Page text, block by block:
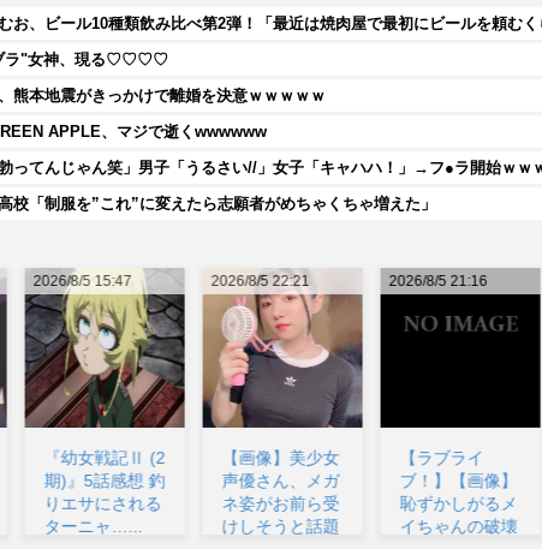
ブラ"女神、現る♡♡♡♡
熊本地震がきっかけで離婚を決意ｗｗｗｗｗ
APPLE、マジで逝くwwwwww
校「制服を”これ”に変えたら志願者がめちゃくちゃ増えた」
2026/8/5 22:21
【画像】美少女
声優さん、メガ
ネ姿がお前ら受
けしそうと話題
2026/8/5 21:16
【ラブライ
ブ！】【画像】
恥ずかしがるメ
イちゃんの破壊
2026/8/5 20:17
【聖戦士ダンバ
イン】何がダメ
だったのか...